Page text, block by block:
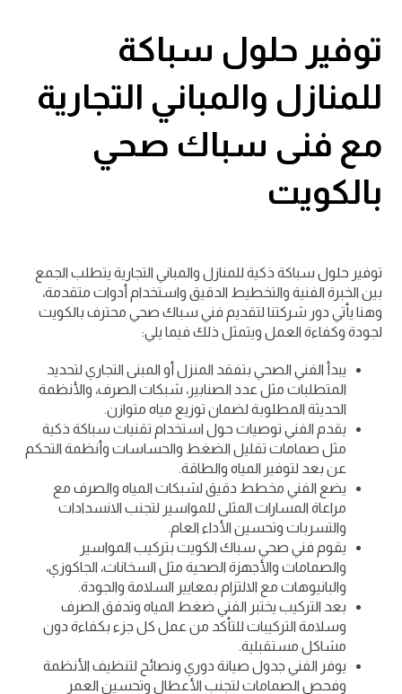
توفير حلول سباكة
للمنازل والمباني التجارية
مع فنى سباك صحي
بالكويت
توفير حلول سباكة ذكية للمنازل والمباني التجارية يتطلب الجمع
بين الخبرة الفنية والتخطيط الدقيق واستخدام أدوات متقدمة،
وهنا يأتي دور شركتنا لتقديم فني سباك صحي محترف بالكويت
لجودة وكفاءة العمل ويتمثل ذلك فيما يلي:
يبدأ الفني الصحي بتفقد المنزل أو المبنى التجاري لتحديد
المتطلبات مثل عدد الصنابير، شبكات الصرف، والأنظمة
الحديثة المطلوبة لضمان توزيع مياه متوازن.
يقدم الفني توصيات حول استخدام تقنيات سباكة ذكية
مثل صمامات تقليل الضغط والحساسات وأنظمة التحكم
عن بعد لتوفير المياه والطاقة.
يضع الفني مخطط دقيق لشبكات المياه والصرف مع
مراعاة المسارات المثلى للمواسير لتجنب الانسدادات
والتسربات وتحسين الأداء العام.
يقوم فني صحي سباك الكويت بتركيب المواسير
والصمامات والأجهزة الصحية مثل السخانات، الجاكوزي،
والبانيوهات مع الالتزام بمعايير السلامة والجودة.
بعد التركيب يختبر الفني ضغط المياه وتدفق الصرف
وسلامة التركيبات للتأكد من عمل كل جزء بكفاءة دون
مشاكل مستقبلية.
يوفر الفني جدول صيانة دوري ونصائح لتنظيف الأنظمة
وفحص الصمامات لتجنب الأعطال وتحسين العمر